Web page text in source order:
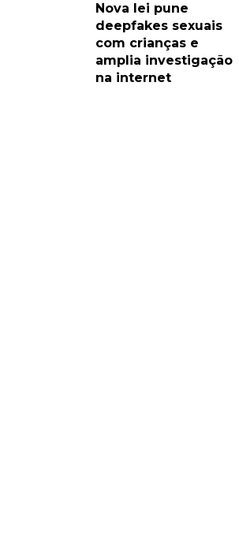
Nova lei pune
deepfakes sexuais
com crianças e
amplia investigação
na internet